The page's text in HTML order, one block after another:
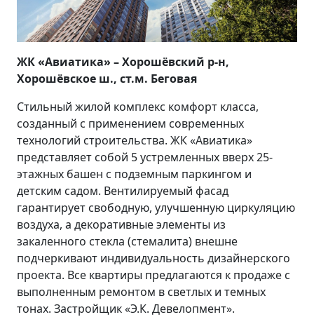
ЖК «Авиатика» – Хорошёвский р-н,
Хорошёвское ш., ст.м. Беговая
Стильный жилой комплекс комфорт класса,
созданный с применением современных
технологий строительства. ЖК «Авиатика»
представляет собой 5 устремленных вверх 25-
этажных башен с подземным паркингом и
детским садом. Вентилируемый фасад
гарантирует свободную, улучшенную циркуляцию
воздуха, а декоративные элементы из
закаленного стекла (стемалита) внешне
подчеркивают индивидуальность дизайнерского
проекта. Все квартиры предлагаются к продаже с
выполненным ремонтом в светлых и темных
тонах. Застройщик «Э.К. Девелопмент».